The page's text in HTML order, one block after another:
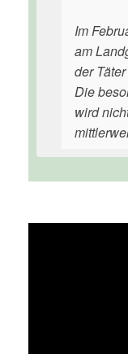
Im
am
der
Die
wird